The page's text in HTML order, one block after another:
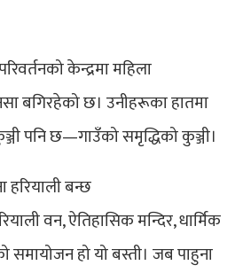
केन्द्रमा महिला
बगिरहेको छ। उनीहरूका हातमा
पनि छ—गाउँको समृद्धिको कुञ्जी।
हरियाली बन्छ
वन, ऐतिहासिक मन्दिर, धार्मिक
हो यो बस्ती। जब पाहुना